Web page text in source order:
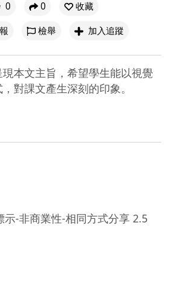
0 0
收藏
檢舉 加入追蹤
本文主旨，希望學生能以視覺
對課文產生深刻的印象。
示-非商業性-相同方式分享 2.5